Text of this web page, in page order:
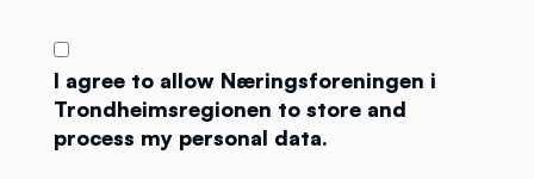
I agree to allow Næringsforeningen i
Trondheimsregionen to store and
process my personal data.